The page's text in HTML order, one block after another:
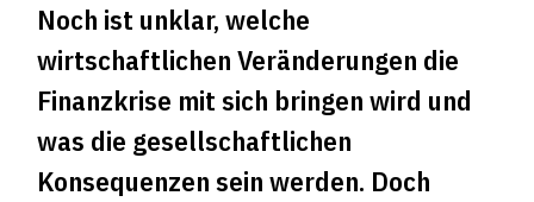
Noch ist unklar, welche
wirtschaftlichen Veränderungen die
Finanzkrise mit sich bringen wird und
was die gesellschaftlichen
Konsequenzen sein werden. Doch